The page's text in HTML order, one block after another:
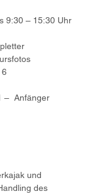
9:30 – 15:30 Uhr
6
–  Anfänger
und
des